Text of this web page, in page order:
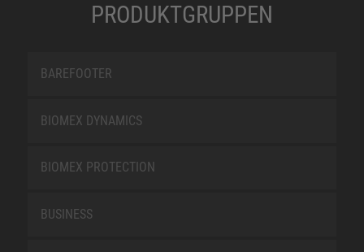
PRODUKTGRUPPEN
BAREFOOTER
BIOMEX DYNAMICS
BIOMEX PROTECTION
BUSINESS